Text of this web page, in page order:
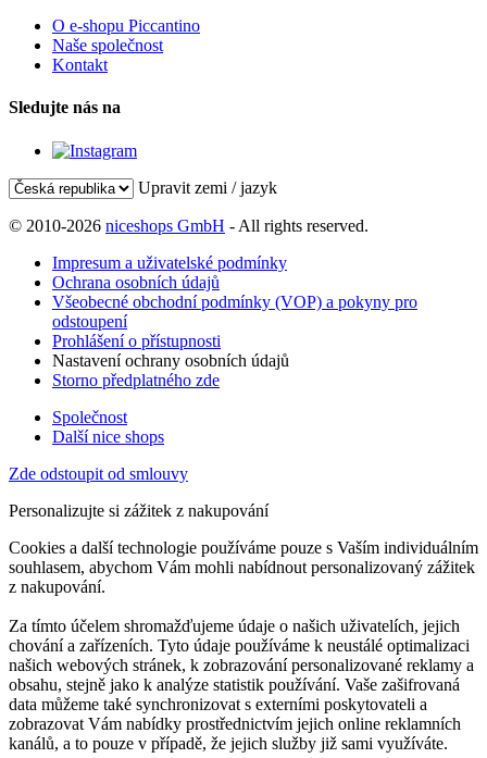
O e-shopu Piccantino
Naše společnost
Kontakt
Sledujte nás na
Upravit zemi / jazyk
© 2010-2026 niceshops GmbH - All rights reserved.
Impresum a uživatelské podmínky
Ochrana osobních údajů
Všeobecné obchodní podmínky (VOP) a pokyny pro
odstoupení
Prohlášení o přístupnosti
Nastavení ochrany osobních údajů
Storno předplatného zde
Společnost
Další nice shops
Zde odstoupit od smlouvy
Personalizujte si zážitek z nakupování
Cookies a další technologie používáme pouze s Vaším individuálním
souhlasem, abychom Vám mohli nabídnout personalizovaný zážitek
z nakupování.
Za tímto účelem shromažďujeme údaje o našich uživatelích, jejich
chování a zařízeních. Tyto údaje používáme k neustálé optimalizaci
našich webových stránek, k zobrazování personalizované reklamy a
obsahu, stejně jako k analýze statistik používání. Vaše zašifrovaná
data můžeme také synchronizovat s externími poskytovateli a
zobrazovat Vám nabídky prostřednictvím jejich online reklamních
kanálů, a to pouze v případě, že jejich služby již sami využíváte.